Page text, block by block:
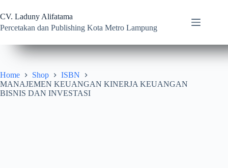
to
content
CV. Laduny Alifatama
Percetakan dan Publishing Kota Metro Lampung
Home Shop
ISBN
MANAJEMEN KEUANGAN KINERJA KEUANGAN
BISNIS DAN INVESTASI